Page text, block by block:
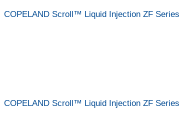
COPELAND Scroll™ Liquid Injection ZF Series
COPELAND Scroll™ Liquid Injection ZF Series